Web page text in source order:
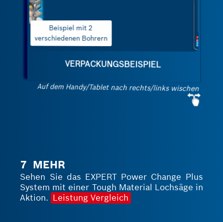
Starter-Set mit Lochsäge
VERPACKUNGSBEISPIEL
Auf dem Handy/Tablet nach rechts/links wischen
7 MEHR
Sehen Sie das EXPERT Power Change Plus
System mit einer Tough Material Lochsäge in
Aktion. Leistung Vergleich